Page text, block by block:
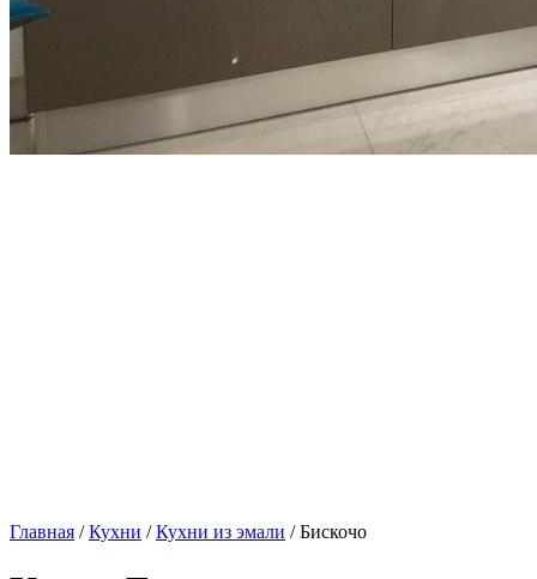
Главная /Кухни /Кухни из эмали / Бискочо